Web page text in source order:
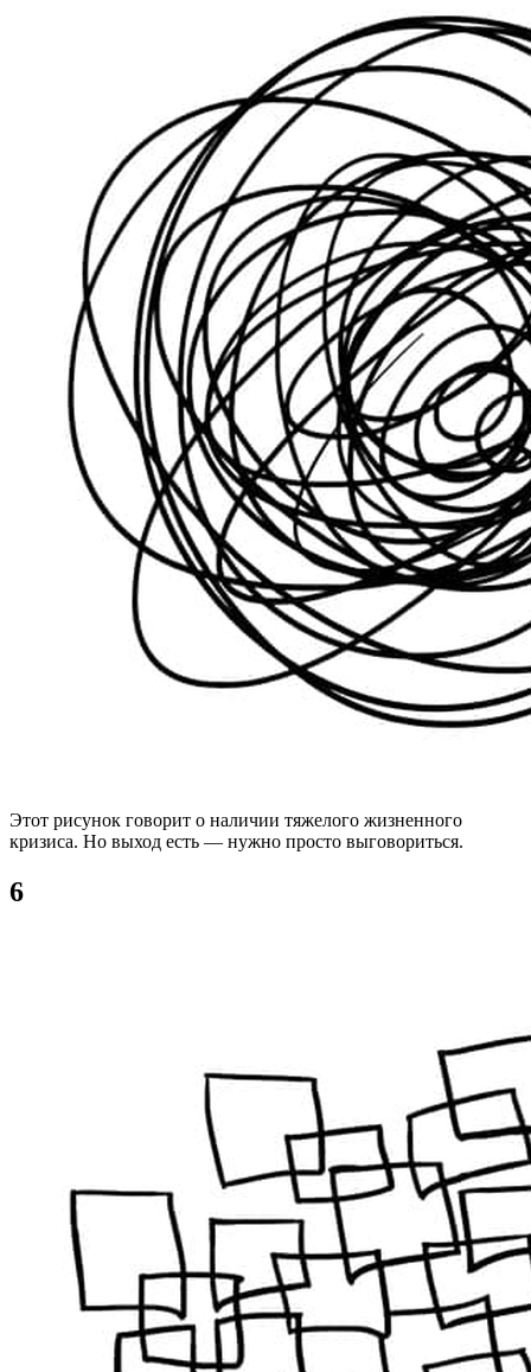
Этот рисунок говорит о наличии тяжелого жизненного
кризиса. Но выход есть — нужно просто выговориться.
6